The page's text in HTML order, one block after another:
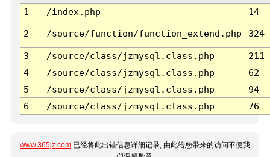
1
/index.php 14
2 /source/function/function_extend.php 324
3 /source/class/jzmysql.class.php
211
4
/source/class/jzmysql.class.php
62
5
/source/class/jzmysql.class.php
94
6
/source/class/jzmysql.class.php 76
www.365jz.com 已经将此出错信息详细记录, 由此给您带来的访问不便我